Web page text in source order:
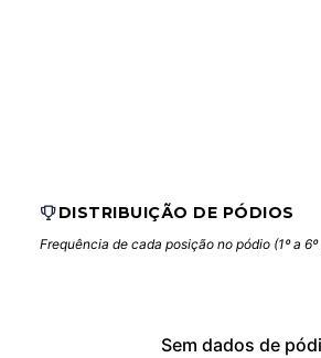
DISTRIBUIÇÃO DE PÓDIOS
Frequência de cada posição no pódio (1º a 6º
Sem dados de